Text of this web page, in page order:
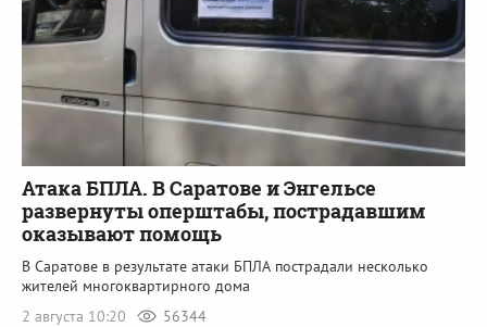
Атака БПЛА. В Саратове и Энгельсе
развернуты оперштабы, пострадавшим
оказывают помощь
В Саратове в результате атаки БПЛА пострадали несколько
жителей многоквартирного дома
2 августа 10:20
56344